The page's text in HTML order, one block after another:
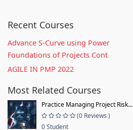
Recent Courses
Advance S-Curve using Power
Foundations of Projects Cont
AGILE IN PMP 2022
Most Related Courses
Practice Managing Project Risk...
(0 Reviews )
0 Student